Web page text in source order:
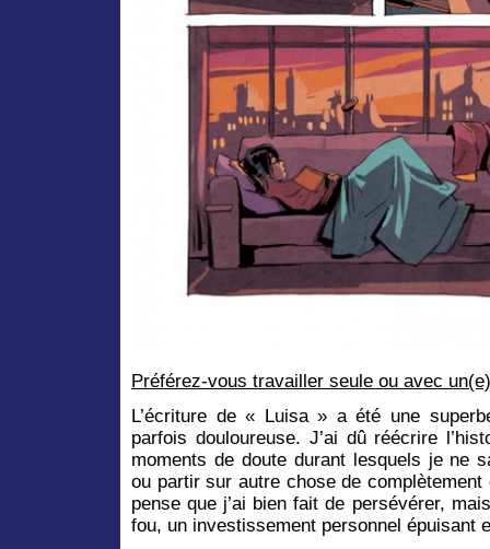
Préférez-vous travailler seule ou avec
L’écriture de « Luisa » a été une
parfois douloureuse. J’ai dû réécrire
moments de doute durant lesquels je ne
ou partir sur autre chose de
pense que j’ai bien fait de persévérer,
fou, un investissement personnel épuisant